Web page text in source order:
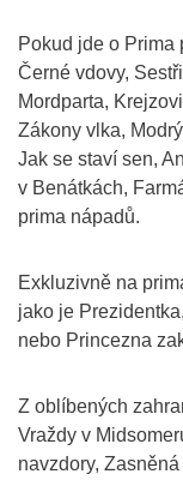
Pokud jde o Prima
Černé vdovy,
Mordparta,
Zákony vlka,
Jak se staví sen,
v Benátkách,
prima nápadů.
Exkluzivně na
jako je
nebo Princezna
Z oblíbených
Vraždy v
navzdory,